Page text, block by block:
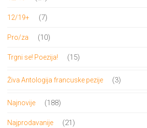
12/19+ 77
Pro/za 1010
Trgni se! Poezija! 1515
Živa Antologija francuske pezije 33
Najnovije 188188
Najprodavanije 21 21